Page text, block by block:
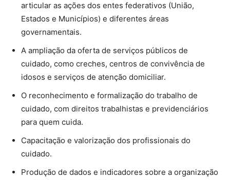
articular as ações dos entes federativos (União,
Estados e Municípios) e diferentes áreas
governamentais.
A ampliação da oferta de serviços públicos de
cuidado, como creches, centros de convivência de
idosos e serviços de atenção domiciliar.
O reconhecimento e formalização do trabalho de
cuidado, com direitos trabalhistas e previdenciários
para quem cuida.
Capacitação e valorização dos profissionais do
cuidado.
Produção de dados e indicadores sobre a organização